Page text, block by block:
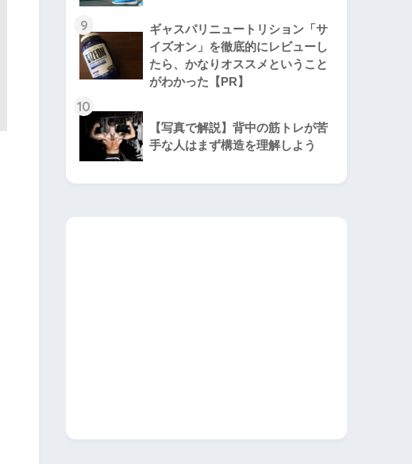
9
ギャスパリニュートリション「サ
イズオン」を徹底的にレビューし
たら、かなりオススメということ
がわかった【PR】
10
【写真で解説】背中の筋トレが苦
手な人はまず構造を理解しよう